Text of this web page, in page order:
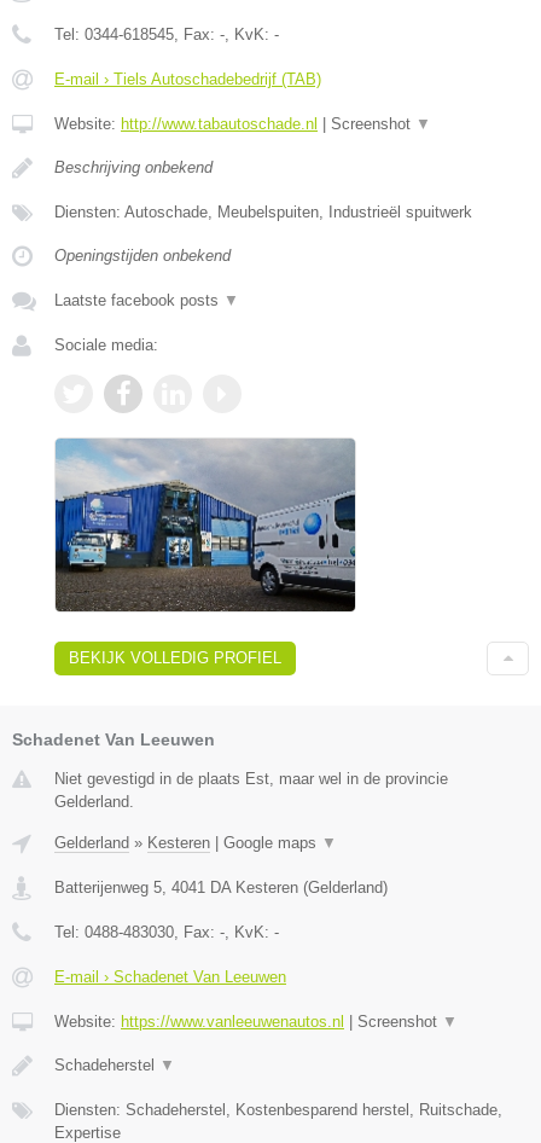
Tel: 0344-618545, Fax: -, KvK: -
E-mail › Tiels Autoschadebedrijf (TAB)
Website: http://www.tabautoschade.nl Screenshot ▼
Beschrijving onbekend
Diensten: Autoschade, Meubelspuiten, Industrieël spuitwerk
Openingstijden onbekend
Laatste facebook posts ▼
Sociale media:
BEKIJK VOLLEDIG PROFIEL
Schadenet Van Leeuwen
Niet gevestigd in de plaats Est, maar wel in de provincie
Gelderland.
Gelderland » Kesteren Google maps ▼
Batterijenweg 5 4041 DA Kesteren (Gelderland)
Tel: 0488-483030 , Fax: - , KvK: -
E-mail › Schadenet Van Leeuwen
Website: https://www.vanleeuwenautos.nl Screenshot ▼
Schadeherstel ▼
Diensten: Schadeherstel, Kostenbesparend herstel, Ruitschade,
Expertise